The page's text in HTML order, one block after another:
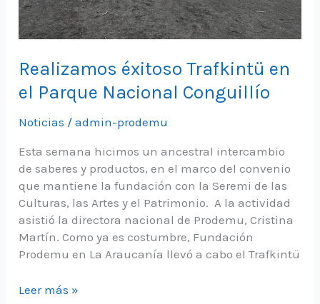
Realizamos éxitoso Trafkintü en
el Parque Nacional Conguillío
Noticias /admin-prodemu
Esta semana hicimos un ancestral intercambio
de saberes y productos, en el marco del convenio
que mantiene la fundación con la Seremi de las
Culturas, las Artes y el Patrimonio. A la actividad
asistió la directora nacional de Prodemu, Cristina
Martín. Como ya es costumbre, Fundación
Prodemu en La Araucanía llevó a cabo el Trafkintü
Realizamos
Leer más »